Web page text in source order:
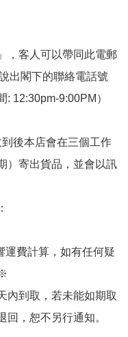
，客人可以帶同此電郵
出閣下的聯絡電話號
12:30pm-9:00PM）
後本店會在三個工作
）寄出貨品，並會以訊
費計算，如有任何疑
內到取，若未能如期取
，恕不另行通知。